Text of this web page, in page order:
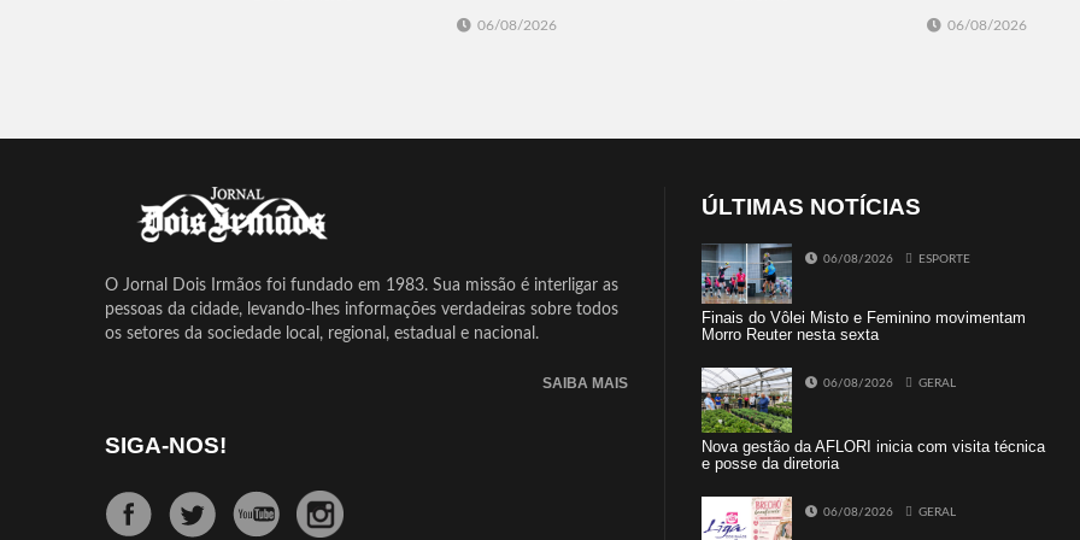
06/08/2026 06/08/2026
O Jornal Dois Irmãos foi fundado em 1983. Sua missão é interligar as
pessoas da cidade, levando-lhes informações verdadeiras sobre todos
os setores da sociedade local, regional, estadual e nacional.
SAIBA MAIS
SIGA-NOS!
ÚLTIMAS NOTÍCIAS
06/08/2026 ESPORTE
Finais do Vôlei Misto e Feminino movimentam
Morro Reuter nesta sexta
06/08/2026 GERAL
Nova gestão da AFLORI inicia com visita técnica
e posse da diretoria
06/08/2026 GERAL